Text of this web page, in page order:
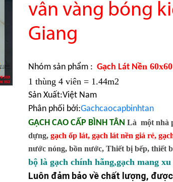
vân vàng bóng
Giang
Nhóm sản phẩm : Gạch Lát Nền 60x60
1 thùng 4 viên = 1.44m2
Sản Xuất:Việt Nam
Phân phối bởi:Gachcaocapbinhtan
GẠCH CAO CẤP BÌNH TÂN Là một nhà
dựng,gạch ốp lát,gạch lát nền giá rẻ,
nước nóng, bồn nước, Thiết bị bếp, thiết
bộ là gạch chính hãng,gạch mang
Luôn đảm bảo về chất lượng,